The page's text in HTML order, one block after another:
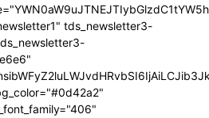
tds_newsletter3-